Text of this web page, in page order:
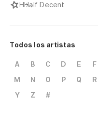
HHalf Decent
Todos los artistas
A B C D E F
M
N O P Q R
Y
Z #